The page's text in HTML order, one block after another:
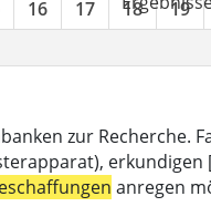
16 17 18 19
zur Recherche.
erkundigen
anregen